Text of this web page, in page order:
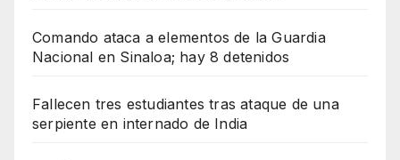
Comando ataca a elementos de la Guardia
Nacional en Sinaloa; hay 8 detenidos
Fallecen tres estudiantes tras ataque de una
serpiente en internado de India